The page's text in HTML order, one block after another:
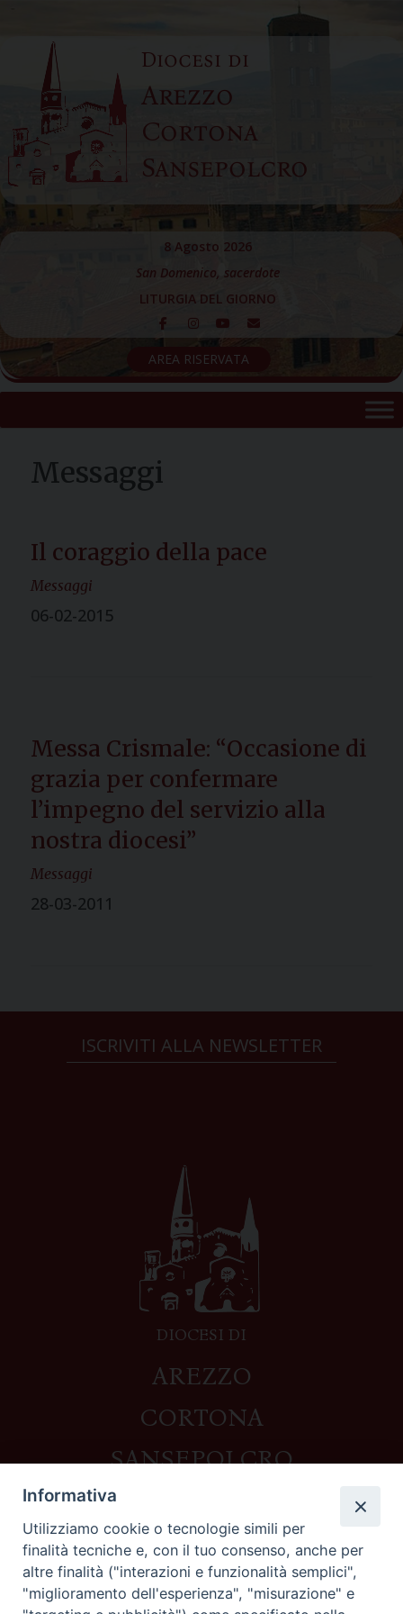
content
Diocesi di
Arezzo
Cortona
Sansepolcro
8 Agosto 2026
San Domenico, sacerdote
LITURGIA DEL GIORNO
AREA RISERVATA
Il coraggio della pace
Messaggi
06-02-2015
Messa Crismale: “Occasione di
grazia per confermare
l’impegno del servizio alla
nostra diocesi”
Messaggi
28-03-2011
ISCRIVITI ALLA NEWSLETTER
DIOCESI DI
AREZZO
CORTONA
SANSEPOLCRO
Contatti
Piazza del Duomo,1 - 52100 Arezzo
segreteria@diocesi.arezzo.it
Informativa
Utilizziamo cookie o tecnologie simili per
finalità tecniche e, con il tuo consenso, anche per
altre finalità ("interazioni e funzionalità semplici",
"miglioramento dell'esperienza", "misurazione" e